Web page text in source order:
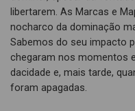
libertarem. As Marcas e
nocharco da dominação
Sabemos do seu impacto
chegaram nos momentos
dacidade e, mais tarde,
foram apagadas.